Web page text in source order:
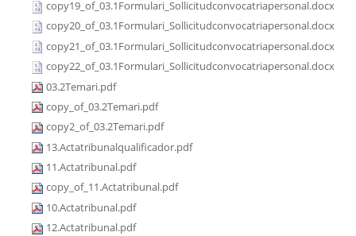
copy19_of_03.1Formulari_Sollicitudconvocatriapersonal.docx
copy20_of_03.1Formulari_Sollicitudconvocatriapersonal.docx
copy21_of_03.1Formulari_Sollicitudconvocatriapersonal.docx
copy22_of_03.1Formulari_Sollicitudconvocatriapersonal.docx
03.2Temari.pdf
copy_of_03.2Temari.pdf
copy2_of_03.2Temari.pdf
13.Actatribunalqualificador.pdf
11.Actatribunal.pdf
copy_of_11.Actatribunal.pdf
10.Actatribunal.pdf
12.Actatribunal.pdf